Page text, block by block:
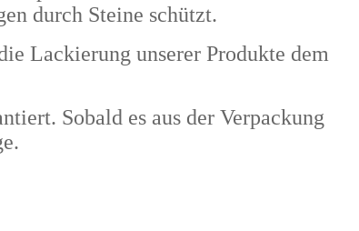
durch Steine schützt.
Lackierung unserer Produkte dem
Sobald es aus der Verpackung